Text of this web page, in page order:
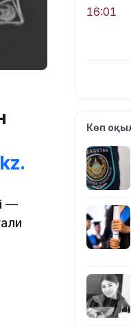
—
16:01
15:04
14:10
Көп